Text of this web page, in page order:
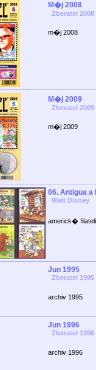
M�j 2008
Zberatel 2008
m�j 2008
M�j 2009
Zberatel 2009
m�j 2009
06. Antigua a
Walt Disney
americk�
Jun 1995
Zberatel 1995
archiv 1995
Jun 1996
Zberatel 1996
archiv 1996